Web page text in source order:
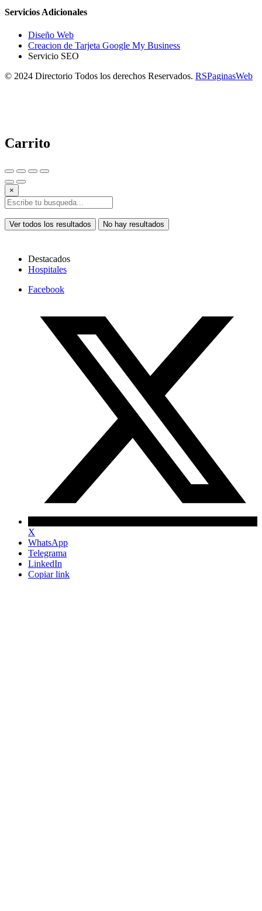
Servicios Adicionales
Diseño Web
Creacion de Tarjeta Google My Business
Servicio SEO
© 2024 Directorio Todos los derechos Reservados. RSPaginasWeb
Carrito
×
Ver todos los resultados No hay resultados
Destacados
Hospitales
Facebook
X
WhatsApp
Telegrama
LinkedIn
Copiar link